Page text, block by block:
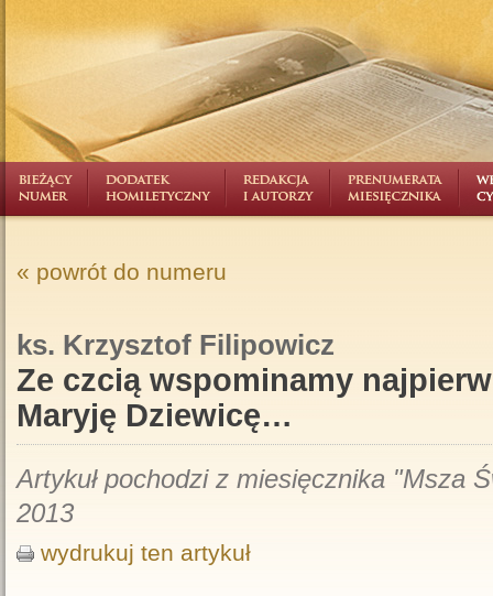
« powrót do numeru
ks. Krzysztof Filipowicz
Ze czcią wspominamy najpierw
Maryję Dziewicę…
Artykuł pochodzi z miesięcznika "Msza
2013
wydrukuj ten artykuł